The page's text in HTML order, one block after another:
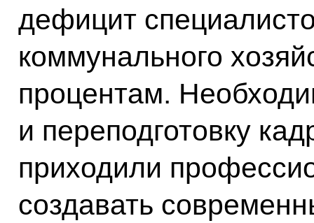
дефицит
коммунального
процентам.
и переподготовку
приходили
создавать